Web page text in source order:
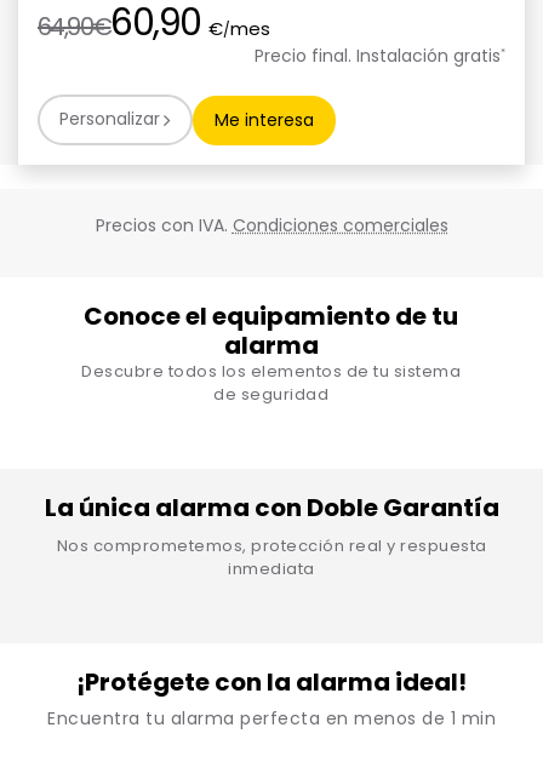
64,90€60,90 €/mes
Precio final. Instalación gratis*
Personalizar Me interesa
Precios con IVA. Condiciones comerciales
Conoce el equipamiento de tu
alarma
Descubre todos los elementos de tu sistema
de seguridad
La única alarma con Doble Garantía
Nos comprometemos, protección real y respuesta
inmediata
¡Protégete con la alarma ideal!
Encuentra tu alarma perfecta en menos de 1 min